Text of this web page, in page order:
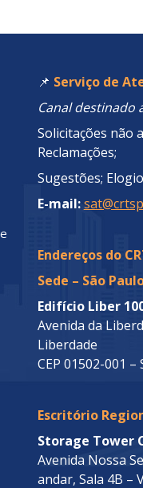
📌 Serviço de
Canal destinado
Solicitações não
Reclamações;
Sugestões;
E-mail:
Endereços do
Sede – São
Edifício Liber
Avenida da
Liberdade
CEP 01502-001 –
Escritório
Storage Tower
Avenida Nossa
andar, Sala 4B –